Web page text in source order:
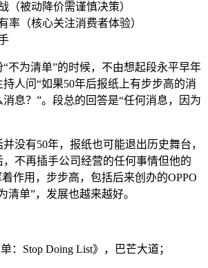
（被动降价需谨慎决策）
率（核心关注消费者体验）
为清单”的时候，不由想起段永平早年
人问“如果50年后报纸上有步步高的消
息？”。段总的回答是“任何消息，因为
没有50年，报纸也可能退出历史舞台，
不再插手公司经营的任何事情但他的
作用，步步高，包括后来创办的OPPO
清单”，发展也越来越好。
：Stop Doing List》，巴芒大道；